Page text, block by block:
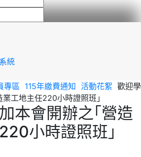
專區 115年繳費通知 活動花絮 歡迎學
業工地主任220小時證照班｣
本會開辦之｢營造
小時證照班｣